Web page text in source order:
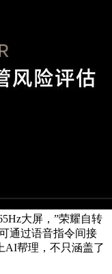
大屏，”荣耀自转
通过语音指令间接
AI帮理，不只涵盖了